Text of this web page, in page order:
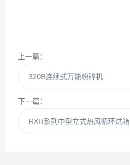
上一篇：
320B连续式万能粉碎机
下一篇：
RXH系列中型立式热风循环烘箱